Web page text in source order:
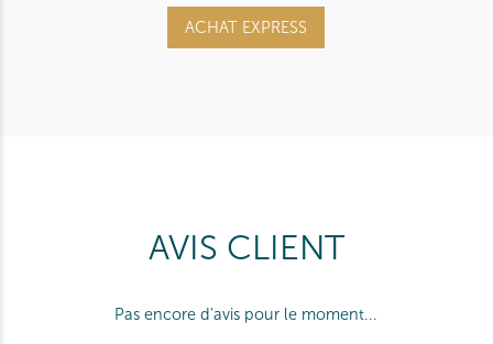
ACHAT EXPRESS
AVIS CLIENT
Pas encore d'avis pour le moment...